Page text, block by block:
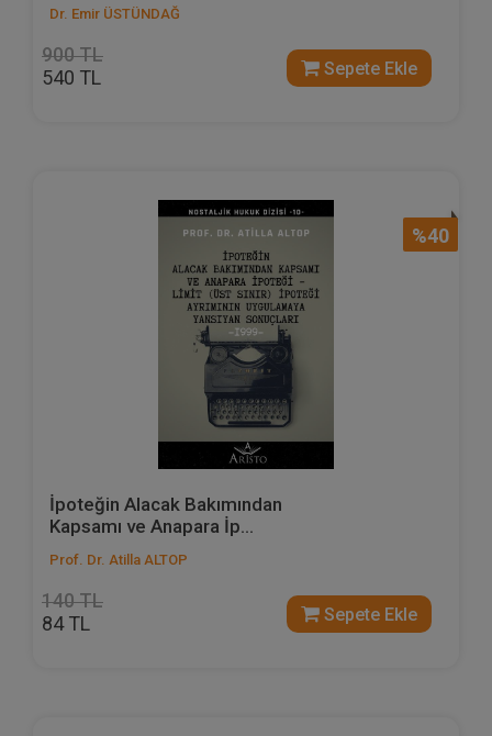
Dr. Emir ÜSTÜNDAĞ
900 TL
540 TL Sepete Ekle
%40
İpoteğin Alacak Bakımından
Kapsamı ve Anapara İp...
Prof. Dr. Atilla ALTOP
140 TL
84 TL Sepete Ekle